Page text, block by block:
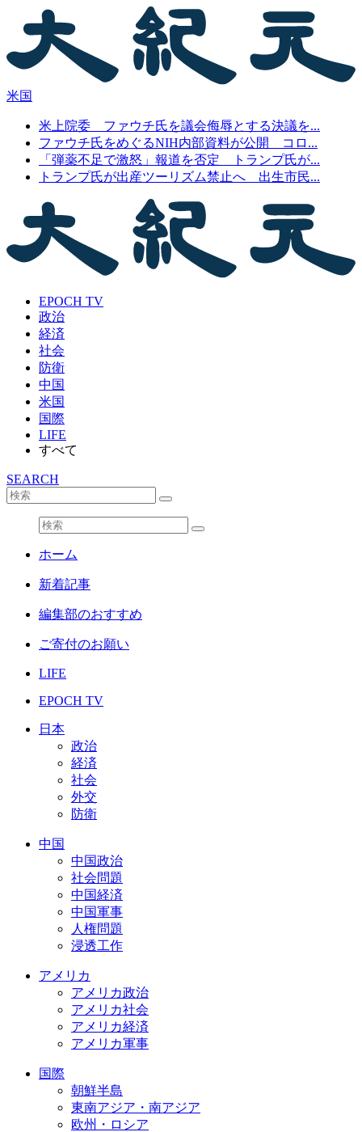
米国
米上院委 ファウチ氏を議会侮辱とする決議を...
ファウチ氏をめぐるNIH内部資料が公開 コロ...
「弾薬不足で激怒」報道を否定 トランプ氏が...
トランプ氏が出産ツーリズム禁止へ 出生市民...
EPOCH TV
政治
経済
社会
防衛
中国
米国
国際
LIFE
すべて
SEARCH
ホーム
新着記事
編集部のおすすめ
ご寄付のお願い
LIFE
EPOCH TV
日本
政治
経済
社会
外交
防衛
中国
中国政治
社会問題
中国経済
中国軍事
人権問題
浸透工作
アメリカ
アメリカ政治
アメリカ社会
アメリカ経済
アメリカ軍事
国際
朝鮮半島
東南アジア・南アジア
欧州・ロシア